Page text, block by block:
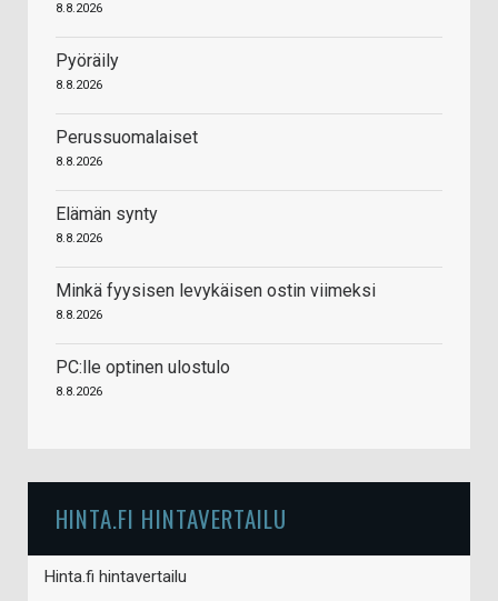
8.8.2026
Pyöräily
8.8.2026
Perussuomalaiset
8.8.2026
Elämän synty
8.8.2026
Minkä fyysisen levykäisen ostin viimeksi
8.8.2026
PC:lle optinen ulostulo
8.8.2026
HINTA.FI HINTAVERTAILU
Hinta.fi hintavertailu